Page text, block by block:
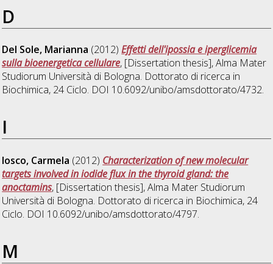
D
Del Sole, Marianna (2012)Effetti dell'ipossia e iperglicemia
sulla bioenergetica cellulare, [Dissertation thesis], Alma Mater
Studiorum Università di Bologna. Dottorato di ricerca in
Biochimica, 24 Ciclo. DOI 10.6092/unibo/amsdottorato/4732.
I
Iosco, Carmela (2012) Characterization of new molecular
targets involved in iodide flux in the thyroid gland: the
anoctamins, [Dissertation thesis], Alma Mater Studiorum
Università di Bologna. Dottorato di ricerca in Biochimica, 24
Ciclo. DOI 10.6092/unibo/amsdottorato/4797.
M